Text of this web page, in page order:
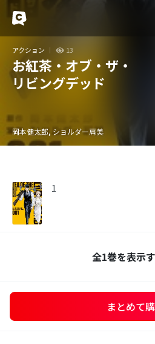
アクション 13
お紅茶・オブ・ザ・
リビングデッド
岡本健太郎, ショルダー肩美
1
全1巻を表示
まとめて